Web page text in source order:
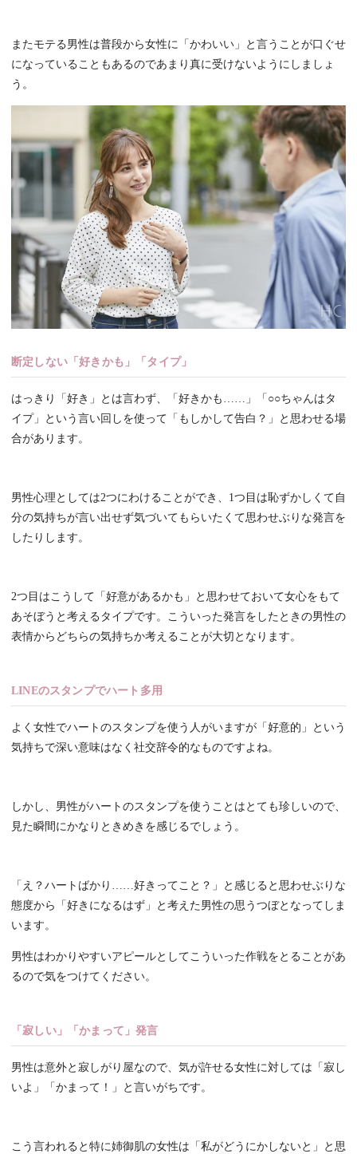
またモテる男性は普段から女性に「かわいい」と言うことが口ぐせ
になっていることもあるのであまり真に受けないようにしましょ
う。
断定しない「好きかも」「タイプ」
はっきり「好き」とは言わず、「好きかも……」「○○ちゃんはタ
イプ」という言い回しを使って「もしかして告白？」と思わせる場
合があります。
男性心理としては2つにわけることができ、1つ目は恥ずかしくて自
分の気持ちが言い出せず気づいてもらいたくて思わせぶりな発言を
したりします。
2つ目はこうして「好意があるかも」と思わせておいて女心をもて
あそぼうと考えるタイプです。こういった発言をしたときの男性の
表情からどちらの気持ちか考えることが大切となります。
LINEのスタンプでハート多用
よく女性でハートのスタンプを使う人がいますが「好意的」という
気持ちで深い意味はなく社交辞令的なものですよね。
しかし、男性がハートのスタンプを使うことはとても珍しいので、
見た瞬間にかなりときめきを感じるでしょう。
「え？ハートばかり……好きってこと？」と感じると思わせぶりな
態度から「好きになるはず」と考えた男性の思うつぼとなってしま
います。
男性はわかりやすいアピールとしてこういった作戦をとることがあ
るので気をつけてください。
「寂しい」「かまって」発言
男性は意外と寂しがり屋なので、気が許せる女性に対しては「寂し
いよ」「かまって！」と言いがちです。
こう言われると特に姉御肌の女性は「私がどうにかしないと」と思